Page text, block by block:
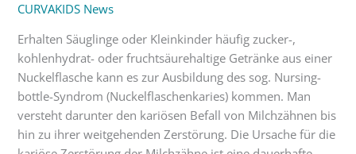
CURVAKIDS News
Erhalten Säuglinge oder Kleinkinder häufig zucker-,
kohlenhydrat- oder fruchtsäurehaltige Getränke aus einer
Nuckelflasche kann es zur Ausbildung des sog. Nursing-
bottle-Syndrom (Nuckelflaschenkaries) kommen. Man
versteht darunter den kariösen Befall von Milchzähnen bis
hin zu ihrer weitgehenden Zerstörung. Die Ursache für die
(Nuckelflaschenkaries)